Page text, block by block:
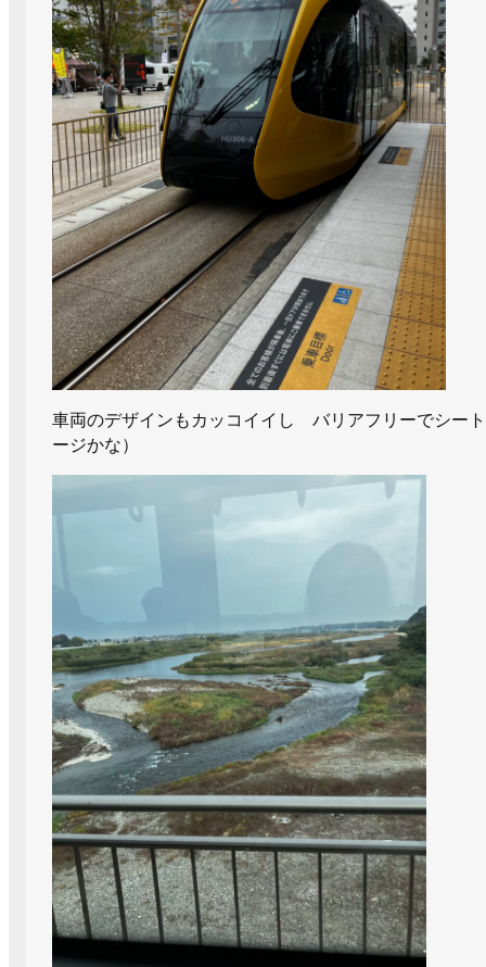
車両のデザインもカッコイイし バリアフリーでシー
ージかな）